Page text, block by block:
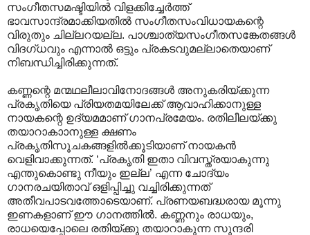
സംഗീതസമഷ്ടിയിൽ വിളക്കിച്ചേർത്ത്
ഭാവസാന്ദ്രമാക്കിയതിൽ സംഗീതസംവിധായകന്റെ
വിരുതും ചില്ലറയല്ല. പാശ്ചാത്യസംഗീതസങ്കേതങ്ങൾ
വിദഗ്ധവും എന്നാൽ ഒട്ടും പ്രകടവുമല്ലാതെയാണ്
നിബന്ധിച്ചിരിക്കുന്നത്.
കണ്ണന്റെ മന്മഥലീലാവിനോദങ്ങൾ അനുകരിയ്ക്കുന്ന
പ്രകൃതിയെ പ്രിയതമയിലേക്ക് ആവാഹിക്കാനുള്ള
നായകന്റെ ഉദ്യമമാണ് ഗാനപ്രമേയം. രതിലീലയ്ക്കു
തയാറാകാ‍ാനുള്ള ക്ഷണം
പ്രകൃതിസൂചകങ്ങളിൽക്കൂടിയാണ് നായകൻ
വെളിവാക്കുന്നത്. ‘പ്രകൃതി ഇതാ വിവസ്ത്രയാകുന്നു
എന്തുകൊണ്ടു നീയും ഇല്ല’ എന്ന ചോദ്യം
ഗാനരചയിതാവ് ഒളിപ്പിച്ചു വച്ചിരിക്കുന്നത്
അതീവപാടവത്തോടെയാണ്. പ്രണയബദ്ധരായ മൂന്നു
ഇണകളാണ് ഈ ഗാനത്തിൽ. കണ്ണനും രാധയും,
രാധയെപ്പോലെ രതിയ്ക്കു തയാറാകുന്ന സുന്ദരി